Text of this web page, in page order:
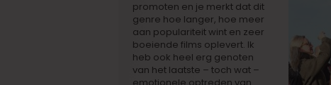
promoten en je merkt dat dit
genre hoe langer, hoe meer
aan populariteit wint en zeer
boeiende films oplevert. Ik
heb ook heel erg genoten
van het laatste – toch wat –
emotionele optreden van